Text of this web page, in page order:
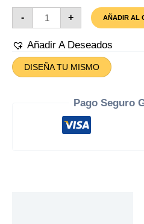
-
Camiseta
Rey
León
Cantidad
+ AÑADIR AL
Añadir A Deseados
DISEÑA TU MISMO
Pago Seguro